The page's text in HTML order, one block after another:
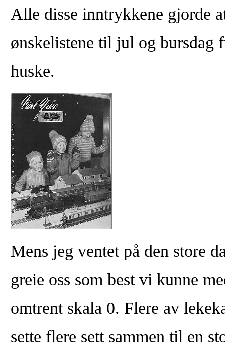
Alle disse inntrykkene gjorde
ønskelistene til jul og bursdag
huske.
Mens jeg ventet på den store
greie oss som best vi kunne
omtrent skala 0. Flere av
sette flere sett sammen til en